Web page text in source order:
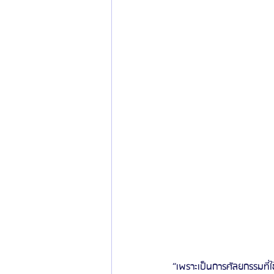
“เพราะเป็นการศัลยกรรม